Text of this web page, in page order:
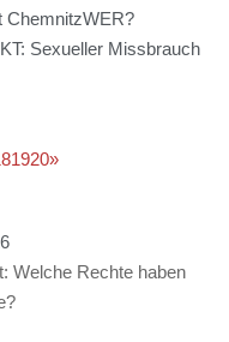
ChemnitzWER?
Sexueller Missbrauch
1920»
Welche Rechte haben